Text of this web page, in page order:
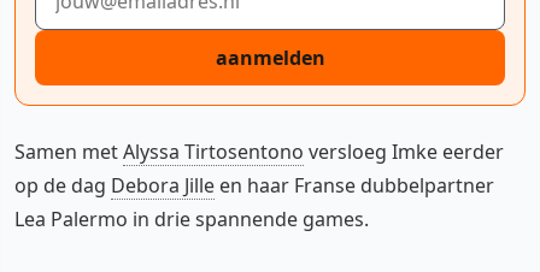
aanmelden
Samen metAlyssa Tirtosentono versloeg Imke eerder
op de dag Debora Jille en haar Franse dubbelpartner
Lea Palermo in drie spannende games.